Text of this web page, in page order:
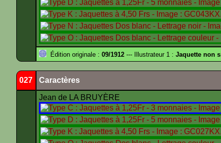
Édition originale : 09/1912 --- Illustrateur 1 : Jaquette non
027 Caractères
Jean de LA BRUYÈRE